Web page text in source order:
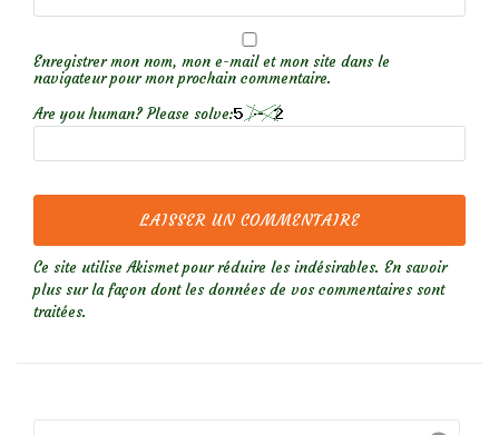
Enregistrer mon nom, mon e-mail et mon site dans le
navigateur pour mon prochain commentaire.
Are you human? Please solve:
Ce site utilise Akismet pour réduire les indésirables. En savoir
plus sur la façon dont les données de vos commentaires sont
traitées.